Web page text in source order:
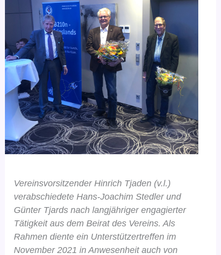
Vereinsvorsitzender Hinrich Tjaden (v.l.)
verabschiedete Hans-Joachim Stedler und
Günter Tjards nach langjähriger engagierter
Tätigkeit aus dem Beirat des Vereins. Als
Rahmen diente ein Unterstützertreffen im
November 2021 in Anwesenheit auch von